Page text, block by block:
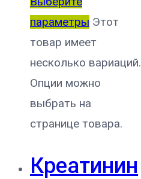
параметры Этот
товар имеет
несколько вариаций.
Опции можно
выбрать на
странице товара.
Креатинин